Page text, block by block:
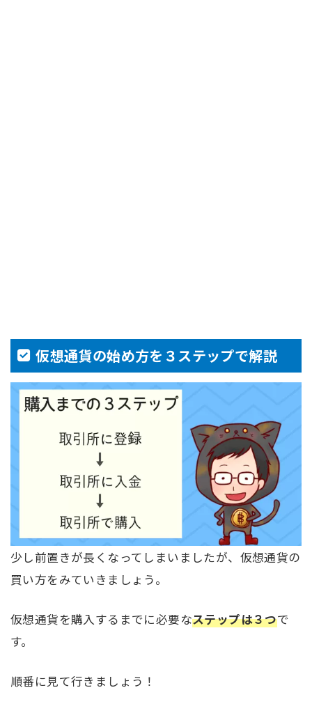
仮想通貨の始め方を３ステップで解説
少し前置きが長くなってしまいましたが、仮想通貨の
買い方をみていきましょう。
仮想通貨を購入するまでに必要なステップは３つで
す。
順番に見て行きましょう！